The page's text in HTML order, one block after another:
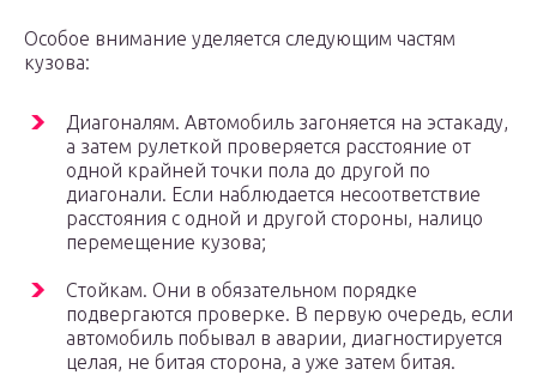
Особое внимание уделяется следующим частям
кузова:
Диагоналям. Автомобиль загоняется на эстакаду,
а затем рулеткой проверяется расстояние от
одной крайней точки пола до другой по
диагонали. Если наблюдается несоответствие
расстояния с одной и другой стороны, налицо
перемещение кузова;
Стойкам. Они в обязательном порядке
подвергаются проверке. В первую очередь, если
автомобиль побывал в аварии, диагностируется
целая, не битая сторона, а уже затем битая.